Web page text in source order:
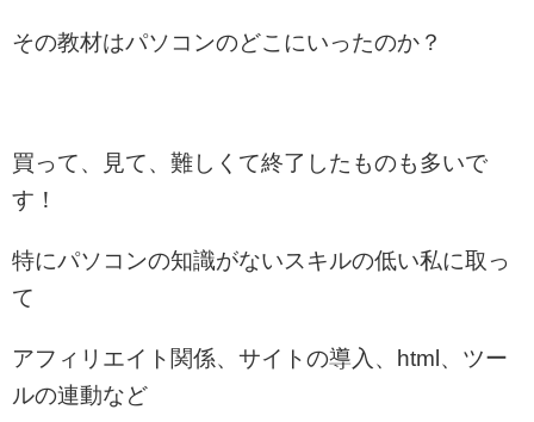
その教材はパソコンのどこにいったのか？
買って、見て、難しくて終了したものも多いで
す！
特にパソコンの知識がないスキルの低い私に取っ
て
アフィリエイト関係、サイトの導入、html、ツー
ルの連動など